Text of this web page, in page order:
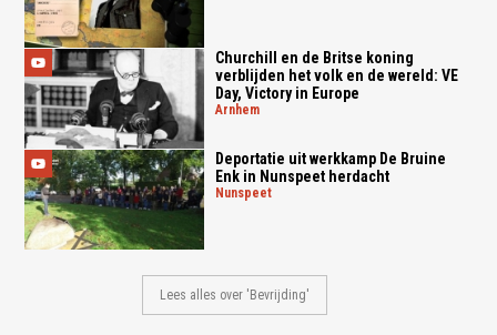
Churchill en de Britse koning
verblijden het volk en de wereld: VE
Day, Victory in Europe
arnhem
Deportatie uit werkkamp De Bruine
Enk in Nunspeet herdacht
nunspeet
Lees alles over 'Bevrijding'